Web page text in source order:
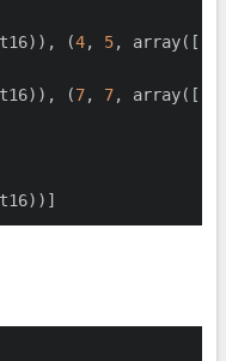
(4, 5, array([[
(7, 7, array([[